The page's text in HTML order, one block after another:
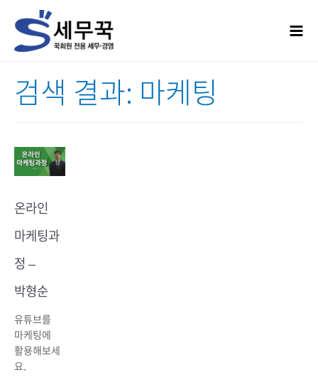
건너뛰기
검색 결과: 마케팅
온라인
마케팅과
정 –
박형순
유튜브를
마케팅에
활용해보세
요.